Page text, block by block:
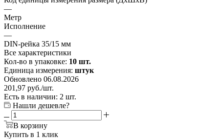
—
Метр
Исполнение
—
DIN-рейка 35/15 мм
Все характеристики
Кол-во в упаковке: 10 шт.
Единица измерения: штук
Обновлено 06.08.2026
201,97 руб./шт.
Есть в наличии: 2 шт.
Нашли дешевле?
В корзину
Купить в 1 клик